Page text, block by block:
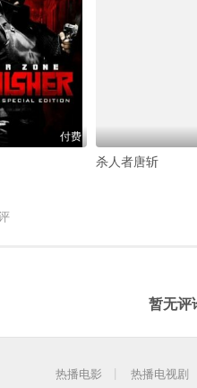
付费
杀人者唐斩
暂无评
热播电影 热播电视剧